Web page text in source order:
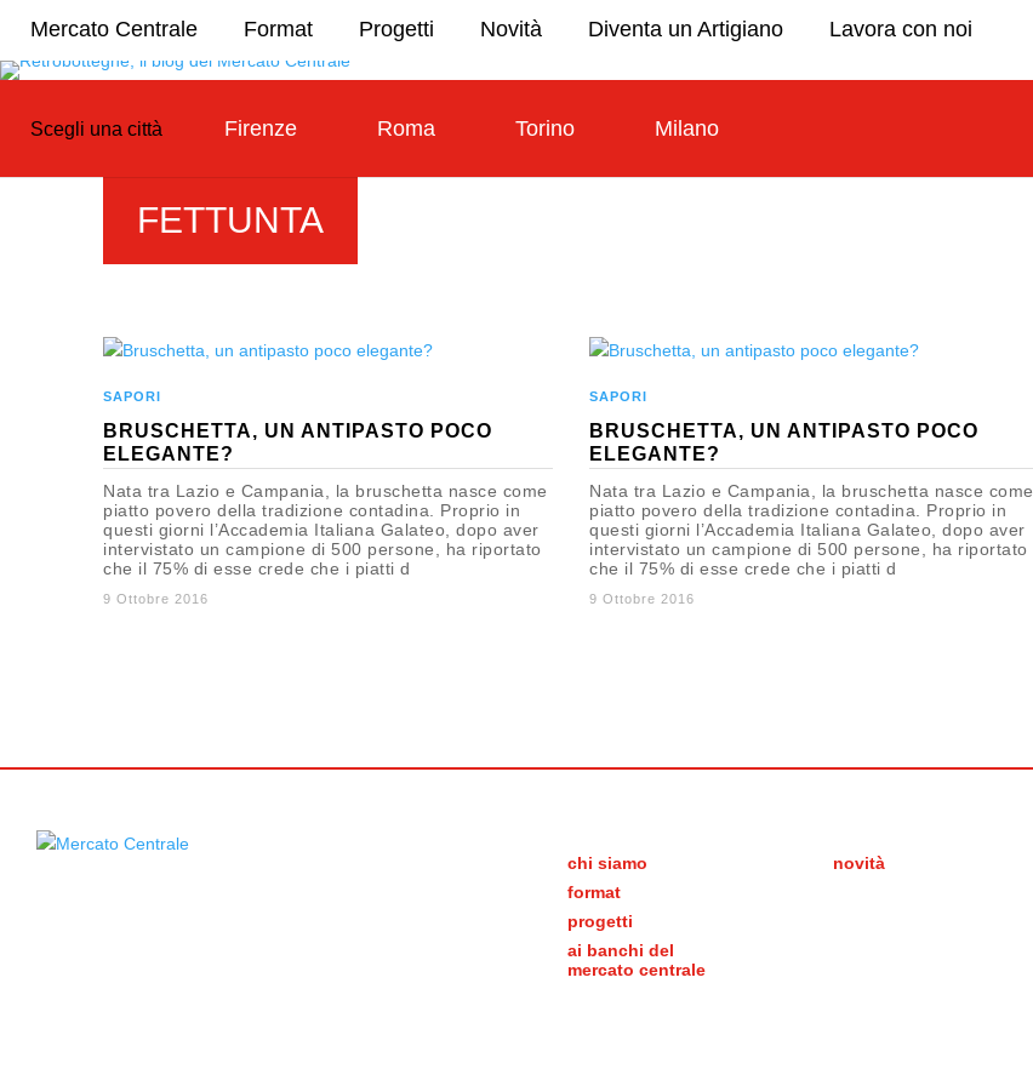
Mercato Centrale Format Progetti Novità Diventa un Artigiano Lavora con noi
Scegli una città Firenze Roma Torino Milano
FETTUNTA
SAPORI
BRUSCHETTA, UN ANTIPASTO POCO
ELEGANTE?
Nata tra Lazio e Campania, la bruschetta nasce come
piatto povero della tradizione contadina. Proprio in
questi giorni l’Accademia Italiana Galateo, dopo aver
intervistato un campione di 500 persone, ha riportato
che il 75% di esse crede che i piatti d
9 Ottobre 2016
SAPORI
BRUSCHETTA, UN ANTIPASTO POCO
ELEGANTE?
Nata tra Lazio e Campania, la bruschetta nasce come
piatto povero della tradizione contadina. Proprio in
questi giorni l’Accademia Italiana Galateo, dopo aver
intervistato un campione di 500 persone, ha riportato
che il 75% di esse crede che i piatti d
9 Ottobre 2016
chi siamo
format
progetti
ai banchi del
mercato centrale
novità